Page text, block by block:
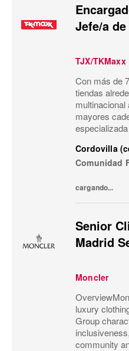
Jefe/a
TJX/TKMaxx
Con más de
tiendas
mayores
Primeras
a...
Cordovilla
Comunidad
cargando...
Senior
Madrid
Moncler
luxury
Group
community